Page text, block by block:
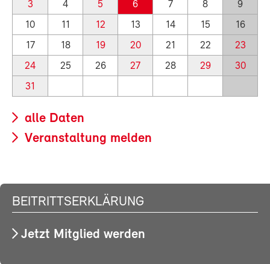
3 4 5 6 7 8
9
10
11 12 13 14 15
16
17
18 19 20 21 22
23
24
25 26 27 28 29
30
31
alle Daten
Veranstaltung melden
BEITRITTSERKLÄRUNG
Jetzt Mitglied werden